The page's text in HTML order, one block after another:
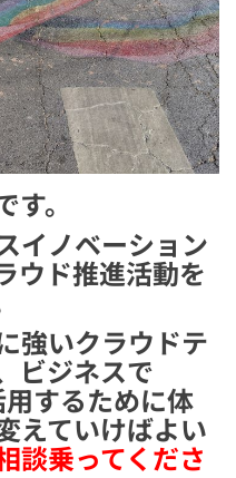
。
イノベーション
ウド推進活動を
強いクラウドテ
ビジネスで
するために体
えていけばよい
談乗ってくださ